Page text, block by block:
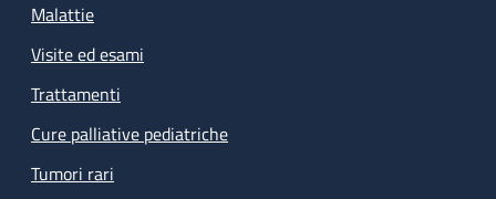
Malattie
Visite ed esami
Trattamenti
Cure palliative pediatriche
Tumori rari